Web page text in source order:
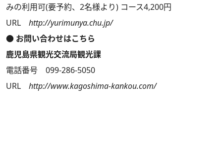
みの利用可(要予約、2名様より) コース4,200円
URL http://yurimunya.chu.jp/
● お問い合わせはこちら
鹿児島県観光交流局観光課
電話番号 099-286-5050
URL http://www.kagoshima-kankou.com/